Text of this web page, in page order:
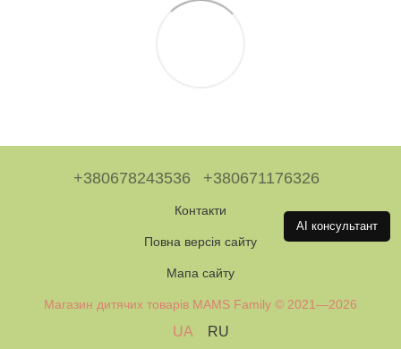
+380678243536 +380671176326
Контакти
Повна версія сайту
Мапа сайту
Магазин дитячих товарів MAMS Family © 2021—2026
UA RU
AI консультант